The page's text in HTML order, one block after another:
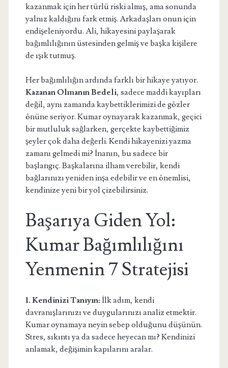
kazanmak için her türlü riski almış, ama sonunda
yalnız kaldığını fark etmiş. Arkadaşları onun için
endişeleniyordu. Ali, hikayesini paylaşarak
bağımlılığının üstesinden gelmiş ve başka kişilere
de ışık tutmuş.
Her bağımlılığın ardında farklı bir hikaye yatıyor.
Kazanan Olmanın Bedeli, sadece maddi kayıpları
değil, aynı zamanda kaybettiklerimizi de gözler
önüne seriyor. Kumar oynayarak kazanmak, geçici
bir mutluluk sağlarken, gerçekte kaybettiğimiz
şeyler çok daha değerli. Kendi hikayenizi yazma
zamanı gelmedi mi? İnanın, bu sadece bir
başlangıç. Başkalarına ilham verebilir, kendi
bağlarınızı yeniden inşa edebilir ve en önemlisi,
kendinize yeni bir yol çizebilirsiniz.
Başarıya Giden Yol:
Kumar Bağımlılığını
Yenmenin 7 Stratejisi
1. Kendinizi Tanıyın: İlk adım, kendi
davranışlarınızı ve duygularınızı analiz etmektir.
Kumar oynamaya neyin sebep olduğunu düşünün.
Stres, sıkıntı ya da sadece heyecan mı? Kendinizi
anlamak, değişimin kapılarını aralar.